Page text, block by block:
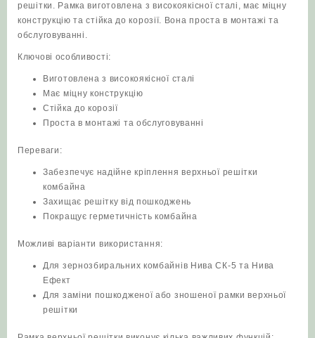
решітки. Рамка виготовлена з високоякісної сталі, має міцну
конструкцію та стійка до корозії. Вона проста в монтажі та
обслуговуванні.
Ключові особливості:
Виготовлена з високоякісної сталі
Має міцну конструкцію
Стійка до корозії
Проста в монтажі та обслуговуванні
Переваги:
Забезпечує надійне кріплення верхньої решітки
комбайна
Захищає решітку від пошкоджень
Покращує герметичність комбайна
Можливі варіанти використання:
Для зернозбиральних комбайнів Нива СК-5 та Нива
Ефект
Для заміни пошкодженої або зношеної рамки верхньої
решітки